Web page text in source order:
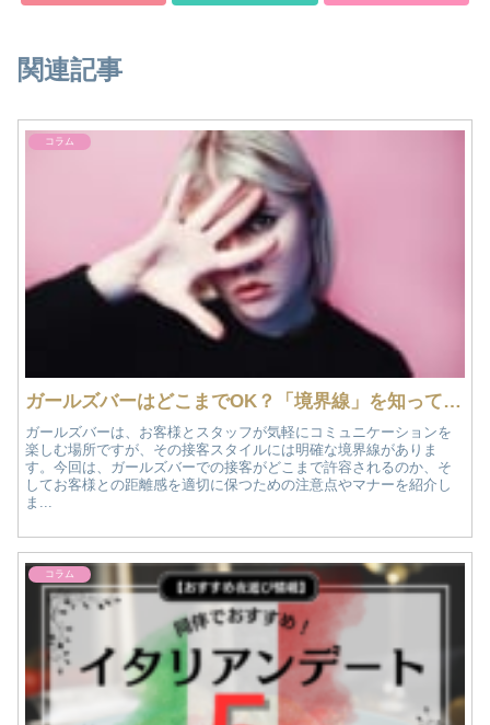
関連記事
コラム
ガールズバーはどこまでOK？「境界線」を知っておこう！
ガールズバーは、お客様とスタッフが気軽にコミュニケーションを
楽しむ場所ですが、その接客スタイルには明確な境界線がありま
す。今回は、ガールズバーでの接客がどこまで許容されるのか、そ
してお客様との距離感を適切に保つための注意点やマナーを紹介し
ま...
コラム